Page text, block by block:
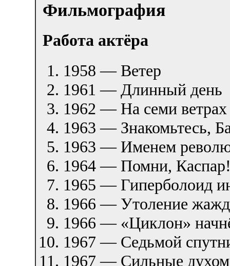
Фильмография
Работа актёра
1958 — Ветер
1961 — Длинный день
1962 — На семи
1963 — Знакомьтесь,
1963 — Именем
1964 — Помни,
1965 — Гиперболоид
1966 — Утоление
1966 — «Циклон»
1967 — Седьмой
1967 — Сильные духом